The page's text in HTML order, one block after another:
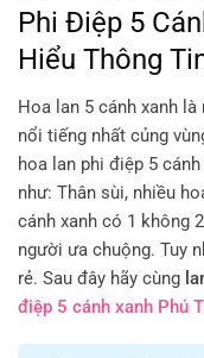
Phi Điệp 5
Hiểu Thông
Hoa lan 5 cánh xanh
nổi tiếng nhất củng
hoa lan phi điệp 5
như: Thân sùi, nhiều
cánh xanh có 1 không
người ưa chuộng. Tuy
rẻ. Sau đây hãy cùng
điệp 5 cánh xanh Phú